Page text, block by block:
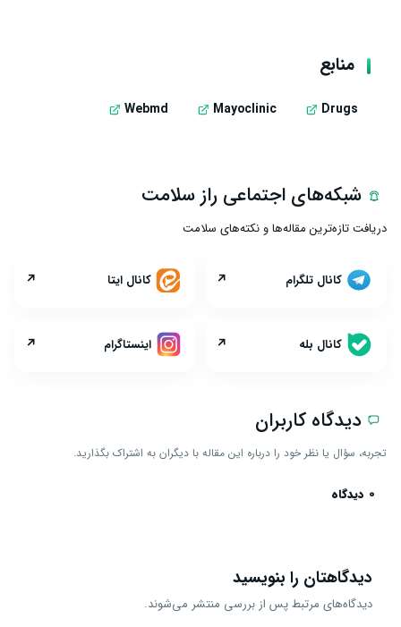
منابع
Drugs
Mayoclinic
Webmd
شبکه‌های اجتماعی راز سلامت
دریافت تازه‌ترین مقاله‌ها و نکته‌های سلامت
کانال تلگرام ↗ کانال ایتا ↗
کانال بله ↗ اینستاگرام ↗
دیدگاه کاربران
تجربه، سؤال یا نظر خود را درباره این مقاله با دیگران به اشتراک بگذارید.
0 دیدگاه
دیدگاهتان را بنویسید
دیدگاه‌های مرتبط پس از بررسی منتشر می‌شوند.